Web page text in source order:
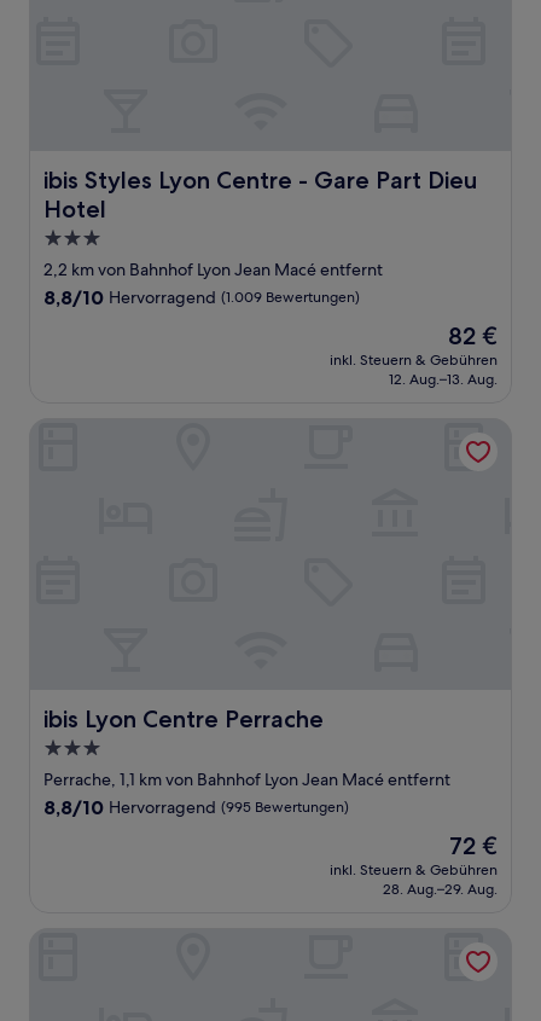
ibis Styles Lyon Centre - Gare Part Dieu
Hotel
ibis Styles Lyon Centre - Gare Part Dieu Hotel
3.0-
Sterne-
Unterkunft
2,2 km von Bahnhof Lyon Jean Macé entfernt
8.8
8,8/10 Hervorragend (1.009 Bewertungen)
Der
Preis
beträgt
82 €
inkl. Steuern & Gebühren
12. Aug.–13. Aug.
ibis Lyon Centre Perrache
ibis Lyon Centre Perrache
3.0-
Sterne-
Unterkunft
Perrache, 1,1 km von Bahnhof Lyon Jean Macé entfernt
8.8
8,8/10 Hervorragend (995 Bewertungen)
Der
Preis
beträgt
72 €
inkl. Steuern & Gebühren
28. Aug.–29. Aug.